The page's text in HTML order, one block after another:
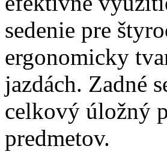
sedenie pre
ergonomicky
jazdách. Zadné
celkový úložný
predmetov.